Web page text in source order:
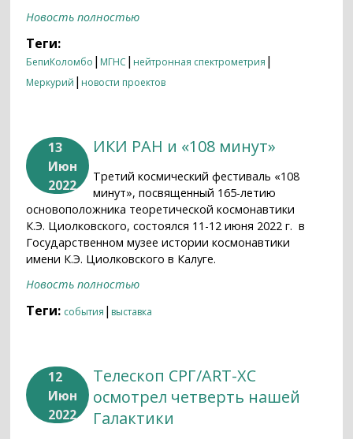
Новость полностью
Теги:
БепиКоломбо | МГНС | нейтронная спектрометрия |
Меркурий | новости проектов
13
Июн
2022
ИКИ РАН и «108 минут»
Третий космический фестиваль «108
минут», посвященный 165-летию
основоположника теоретической космонавтики
К.Э. Циолковского, состоялся 11-12 июня 2022 г. в
Государственном музее истории космонавтики
имени К.Э. Циолковского в Калуге.
Новость полностью
Теги: события | выставка
12
Июн
2022
Телескоп СРГ/ART-XC
осмотрел четверть нашей
Галактики